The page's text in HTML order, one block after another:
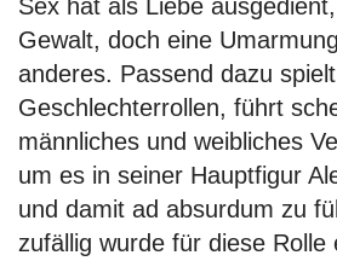
Sex hat als Liebe
Gewalt, doch eine
anderes. Passend dazu
Geschlechterrollen, führt
männliches und weibliches
um es in seiner Hauptfigur
und damit ad absurdum zu
zufällig wurde für diese Rolle